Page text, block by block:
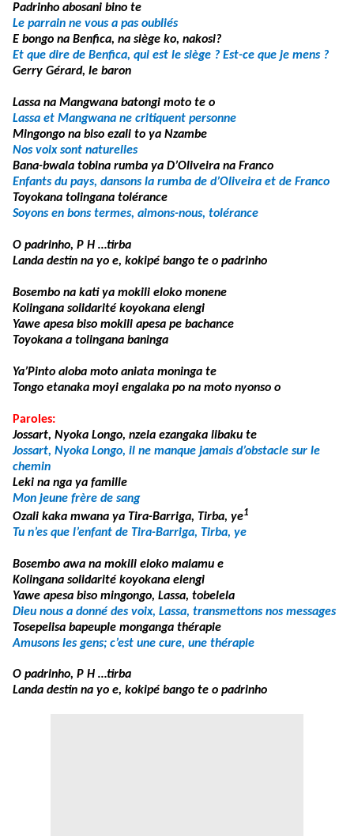
Padrinho abosani bino te
Le parrain ne vous a pas oubliés
E bongo na Benfica, na siège ko, nakosi?
Et que dire de Benfica, qui est le siège ? Est-ce que je mens ?
Gerry Gérard, le baron
Lassa na Mangwana batongi moto te o
Lassa et Mangwana ne critiquent personne
Mingongo na biso ezali to ya Nzambe
Nos voix sont naturelles
Bana-bwala tobina rumba ya D’Oliveira na Franco
Enfants du pays, dansons la rumba de d’Oliveira et de Franco
Toyokana tolingana tolérance
Soyons en bons termes, aimons-nous, tolérance
O padrinho, P H …tirba
Landa destin na yo e, kokipé bango te o padrinho
Bosembo na kati ya mokili eloko monene
Kolingana solidarité koyokana elengi
Yawe apesa biso mokili apesa pe bachance
Toyokana a tolingana baninga
Ya’Pinto aloba moto aniata moninga te
Tongo etanaka moyi engalaka po na moto nyonso o
Paroles:
Jossart, Nyoka Longo, nzela ezangaka libaku te
Jossart, Nyoka Longo, il ne manque jamais d’obstacle sur le
chemin
Leki na nga ya famille
Mon jeune frère de sang
Ozali kaka mwana ya Tira-Barriga, Tirba, ye1
Tu n’es que l’enfant de Tira-Barriga, Tirba, ye
Bosembo awa na mokili eloko malamu e
Kolingana solidarité koyokana elengi
Yawe apesa biso mingongo, Lassa, tobelela
Dieu nous a donné des voix, Lassa, transmettons nos messages
Tosepelisa bapeuple monganga thérapie
Amusons les gens; c’est une cure, une thérapie
O padrinho, P H …tirba
Landa destin na yo e, kokipé bango te o padrinho